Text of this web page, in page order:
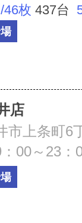
46枚 437台
店
市上条町6
00～23：